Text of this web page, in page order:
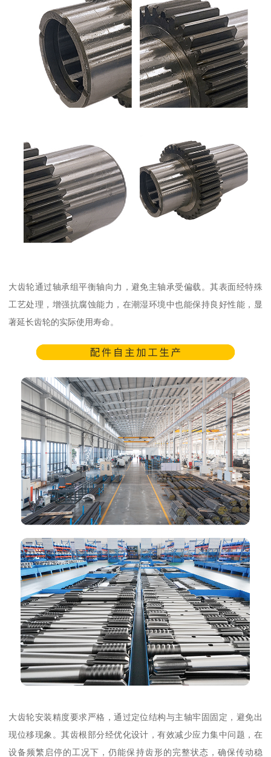
大齿轮通过轴承组平衡轴向力，避免主轴承受偏载。其表面经特殊
工艺处理，增强抗腐蚀能力，在潮湿环境中也能保持良好性能，显
著延长齿轮的实际使用寿命。
大齿轮安装精度要求严格，通过定位结构与主轴牢固固定，避免出
现位移现象。其齿根部分经优化设计，有效减少应力集中问题，在
设备频繁启停的工况下，仍能保持齿形的完整状态，确保传动稳